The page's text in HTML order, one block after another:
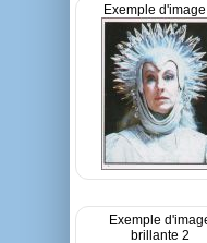
Exemple
Exemple
brillante 2